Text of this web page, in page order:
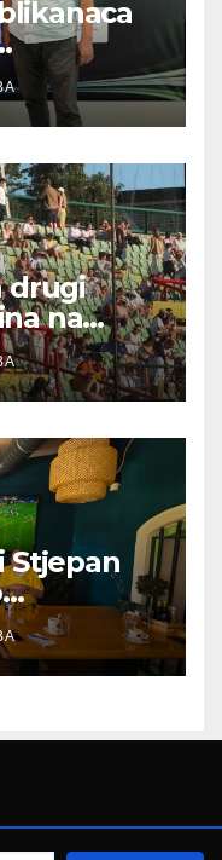
drugi
na
Stjepan
i